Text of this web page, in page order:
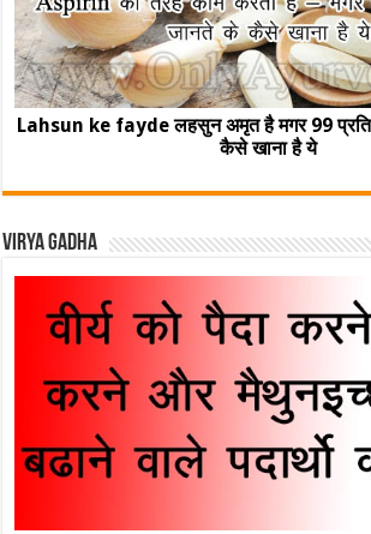
Lahsun ke fayde लहसुन अमृत है मगर 99
कैसे खाना है ये
Virya Gadha